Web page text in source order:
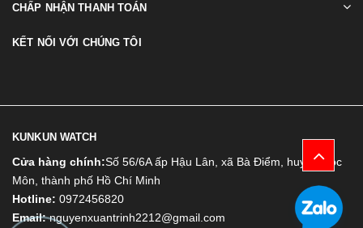
CHẤP NHẬN THANH TOÁN
KẾT NỐI VỚI CHÚNG TÔI
KUNKUN WATCH
Cửa hàng chính:Số 56/6A ấp Hậu Lân, xã Bà Điểm, huyện Hóc
Môn, thành phố Hồ Chí Minh
Hotline: 0972456820
Email: nguyenxuantrinh2212@gmail.com